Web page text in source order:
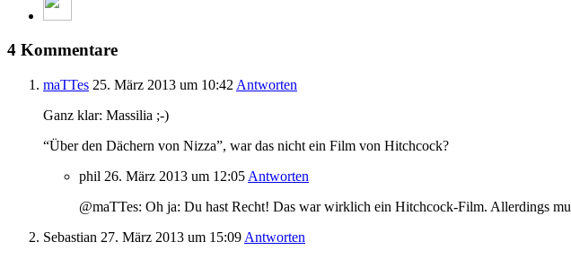
4 Kommentare
maTTes 25. März 2013 um 10:42 Antworten
Ganz klar: Massilia ;-)
“Über den Dächern von Nizza”, war das nicht ein Film von Hitchcock?
phil 26. März 2013 um 12:05 Antworten
@maTTes: Oh ja: Du hast Recht! Das war wirklich ein Hitchcock-Film. Allerdings
Sebastian 27. März 2013 um 15:09 Antworten